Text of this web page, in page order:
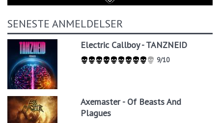
SENESTE ANMELDELSER
Electric Callboy - TANZNEID
9/10
Axemaster - Of Beasts And
Plagues